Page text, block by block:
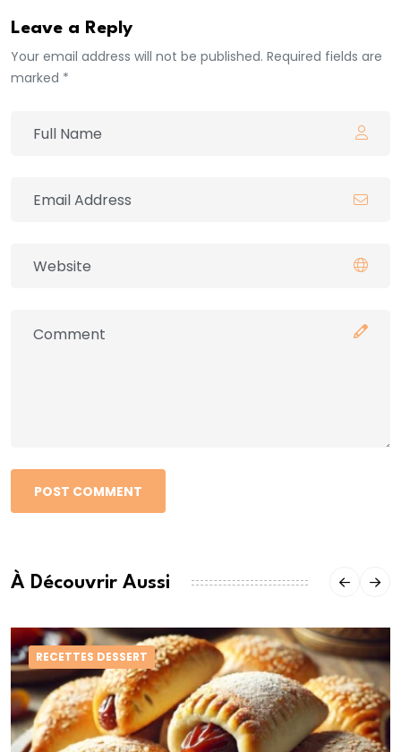
Leave a Reply
Your email address will not be published. Required fields are
marked *
POST COMMENT
À Découvrir Aussi
RECETTES DESSERT